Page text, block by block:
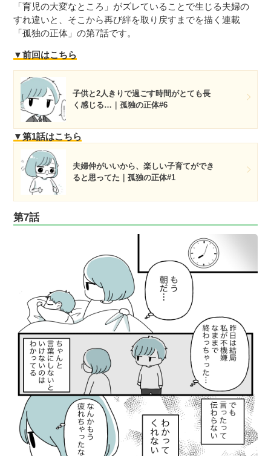
「育児の大変なところ」がズレていることで生じる夫婦の
すれ違いと、そこから再び絆を取り戻すまでを描く連載
「孤独の正体」の第7話です。
▼前回はこちら
子供と2人きりで過ごす時間がとても長
く感じる…｜孤独の正体#6
▼第1話はこちら
夫婦仲がいいから、楽しい子育てができ
ると思ってた｜孤独の正体#1
第7話